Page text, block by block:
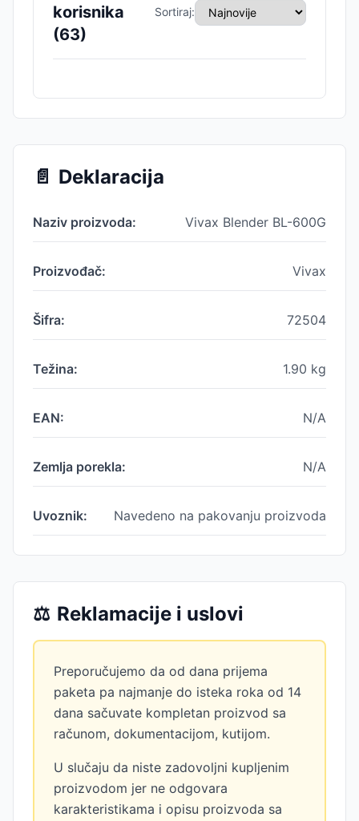
korisnika
(63)
Sortiraj:
📄 Deklaracija
Naziv proizvoda: Vivax Blender BL-600G
Proizvođač: Vivax
Šifra: 72504
Težina: 1.90 kg
EAN: N/A
Zemlja porekla: N/A
Uvoznik: Navedeno na pakovanju proizvoda
⚖️ Reklamacije i uslovi
Preporučujemo da od dana prijema
paketa pa najmanje do isteka roka od 14
dana sačuvate kompletan proizvod sa
računom, dokumentacijom, kutijom.
U slučaju da niste zadovoljni kupljenim
proizvodom jer ne odgovara
karakteristikama i opisu proizvoda sa